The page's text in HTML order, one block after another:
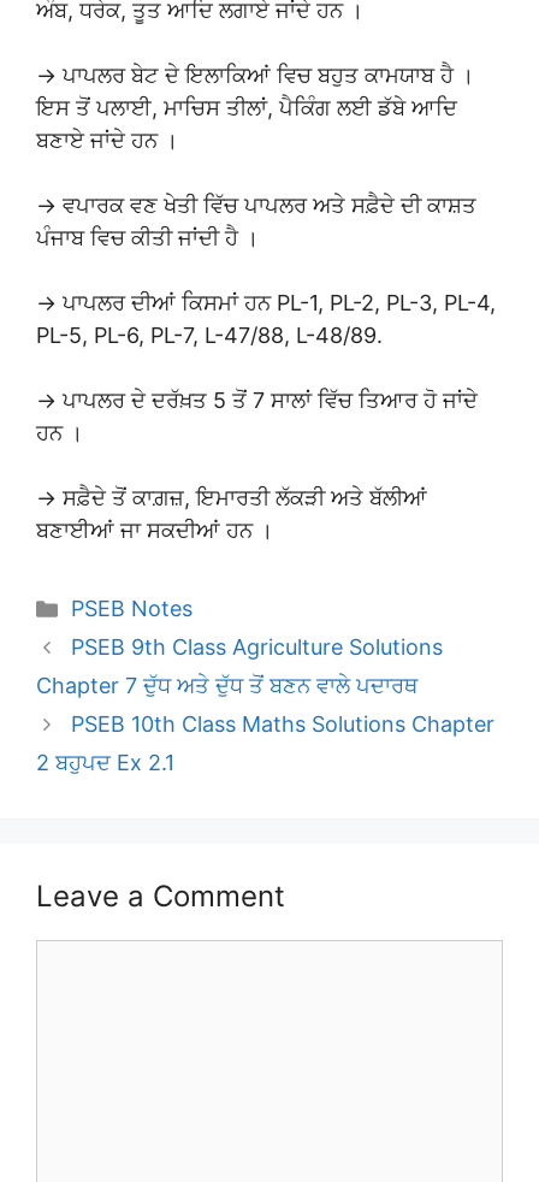
ਅੰਬ, ਧਰੇਕ, ਤੂਤ ਆਦਿ ਲਗਾਏ ਜਾਂਦੇ ਹਨ ।
→ ਪਾਪਲਰ ਬੇਟ ਦੇ ਇਲਾਕਿਆਂ ਵਿਚ ਬਹੁਤ ਕਾਮਯਾਬ ਹੈ ।
ਇਸ ਤੋਂ ਪਲਾਈ, ਮਾਚਿਸ ਤੀਲਾਂ, ਪੈਕਿੰਗ ਲਈ ਡੱਬੇ ਆਦਿ
ਬਣਾਏ ਜਾਂਦੇ ਹਨ ।
→ ਵਪਾਰਕ ਵਣ ਖੇਤੀ ਵਿੱਚ ਪਾਪਲਰ ਅਤੇ ਸਫ਼ੈਦੇ ਦੀ ਕਾਸ਼ਤ
ਪੰਜਾਬ ਵਿਚ ਕੀਤੀ ਜਾਂਦੀ ਹੈ ।
→ ਪਾਪਲਰ ਦੀਆਂ ਕਿਸਮਾਂ ਹਨ PL-1, PL-2, PL-3, PL-4,
PL-5, PL-6, PL-7, L-47/88, L-48/89.
→ ਪਾਪਲਰ ਦੇ ਦਰੱਖ਼ਤ 5 ਤੋਂ 7 ਸਾਲਾਂ ਵਿੱਚ ਤਿਆਰ ਹੋ ਜਾਂਦੇ
ਹਨ ।
→ ਸਫ਼ੈਦੇ ਤੋਂ ਕਾਗ਼ਜ਼, ਇਮਾਰਤੀ ਲੱਕੜੀ ਅਤੇ ਬੱਲੀਆਂ
ਬਣਾਈਆਂ ਜਾ ਸਕਦੀਆਂ ਹਨ ।
Categories
PSEB Notes
PSEB 9th Class Agriculture Solutions
Chapter 7 ਦੁੱਧ ਅਤੇ ਦੁੱਧ ਤੋਂ ਬਣਨ ਵਾਲੇ ਪਦਾਰਥ
PSEB 10th Class Maths Solutions Chapter
2 ਬਹੁਪਦ Ex 2.1
Leave a Comment